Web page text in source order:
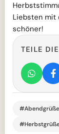
Liebsten mit
schöner!
TEILE
#Abendgrüße